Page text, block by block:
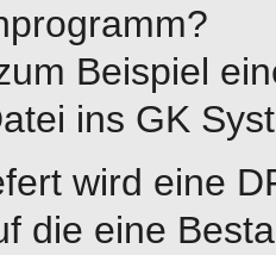
Beispiel
ins GK
wird eine
die eine